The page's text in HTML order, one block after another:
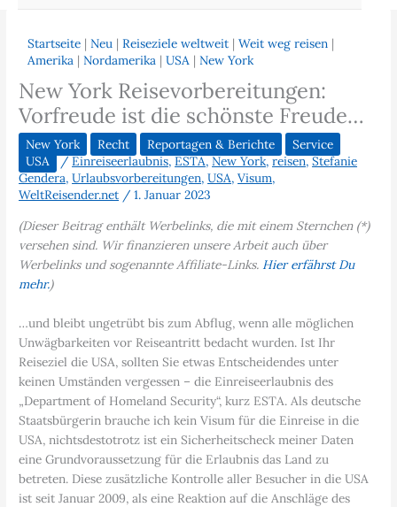
Startseite |Neu |Reiseziele weltweit |Weit weg reisen |
Amerika |Nordamerika |USA |New York
New York Reisevorbereitungen:
Vorfreude ist die schönste Freude…
New York Recht Reportagen & Berichte
Service
USA /Einreiseerlaubnis,ESTA,New York,reisen,Stefanie
Gendera,Urlaubsvorbereitungen,USA,Visum,
WeltReisender.net /1. Januar 2023
(Dieser Beitrag enthält Werbelinks, die mit einem Sternchen (*)
versehen sind. Wir finanzieren unsere Arbeit auch über
Werbelinks und sogenannte Affiliate-Links. Hier erfährst Du
mehr.)
…und bleibt ungetrübt bis zum Abflug, wenn alle möglichen
Unwägbarkeiten vor Reiseantritt bedacht wurden. Ist Ihr
Reiseziel die USA, sollten Sie etwas Entscheidendes unter
keinen Umständen vergessen – die Einreiseerlaubnis des
„Department of Homeland Security“, kurz ESTA. Als deutsche
Staatsbürgerin brauche ich kein Visum für die Einreise in die
USA, nichtsdestotrotz ist ein Sicherheitscheck meiner Daten
eine Grundvoraussetzung für die Erlaubnis das Land zu
betreten. Diese zusätzliche Kontrolle aller Besucher in die USA
ist seit Januar 2009, als eine Reaktion auf die Anschläge des